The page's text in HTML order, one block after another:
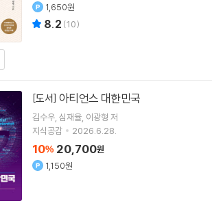
1,650원
8.2 (10)
[도서] 아티언스 대한민국
김수우 심재율 이광형 저
지식공감
2026.6.28.
10% 20,700원
1,150원